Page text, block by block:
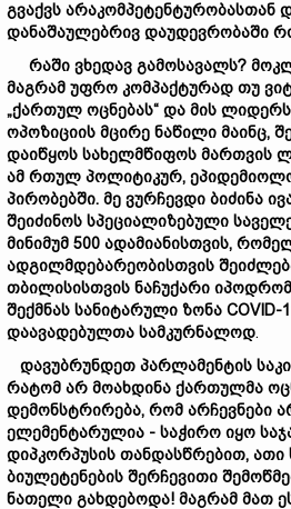
გვაქვს არაკომპეტენტურობასთან
დანაშაულებრივ დაუდევრობაში
რაში ვხედავ გამოსავალს?
მაგრამ უფრო კომპაქტურად თუ
„ქართულ ოცნებას“ და მის
ოპოზიციის მცირე ნაწილი მაინც,
დაიწყოს სახელმწიფოს მართვის
ამ რთულ პოლიტიკურ,
პირობებში. მე ვურჩევდი ბიძინა
შეიძინოს სპეციალიზებული
მინიმუმ 500 ადამიანისთვის,
ადგილმდებარეობისთვის შეიძლ
თბილისისთვის ნაჩუქარი
შექმნას სანიტარული ზონა COVID-
დაავადებულთა სამკურნალოდ.
დავუბრუნდეთ პარლამენტის სა
რატომ არ მოახდინა ქართულმა
დემონსტრირება, რომ არჩევნები
ელემენტარულია - საჭირო იყო
დიპკორპუსის თანდასწრებით, ათი
ბიულეტენების შერჩევითი
ნათელი გახდებოდა! მაგრამ მათ